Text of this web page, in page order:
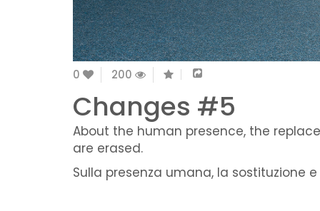
0 200
Changes #5
About the human presence, the
are erased.
Sulla presenza umana, la sostituzione